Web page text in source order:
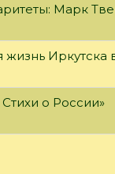
Марк
Иркутска
о России»